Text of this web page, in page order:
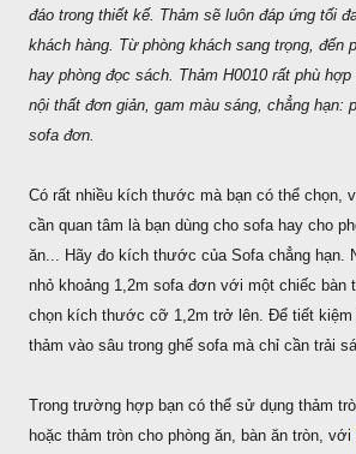
đáo trong thiết kế. Thảm sẽ luôn đáp ứng tối
khách hàng. Từ phòng khách sang trọng, đến
hay phòng đọc sách. Thảm H0010 rất phù
nội thất đơn giản, gam màu sáng, chẳng hạn:
sofa đơn.
Có rất nhiều kích thước mà bạn có thể chọn,
cần quan tâm là bạn dùng cho sofa hay cho
ăn... Hãy đo kích thước của Sofa chẳng hạn.
nhỏ khoảng 1,2m sofa đơn với một chiếc bàn
chọn kích thước cỡ 1,2m trở lên. Để tiết kiệm
thảm vào sâu trong ghế sofa mà chỉ cần trải
Trong trường hợp bạn có thể sử dụng thảm
hoặc thảm tròn cho phòng ăn, bàn ăn tròn, với